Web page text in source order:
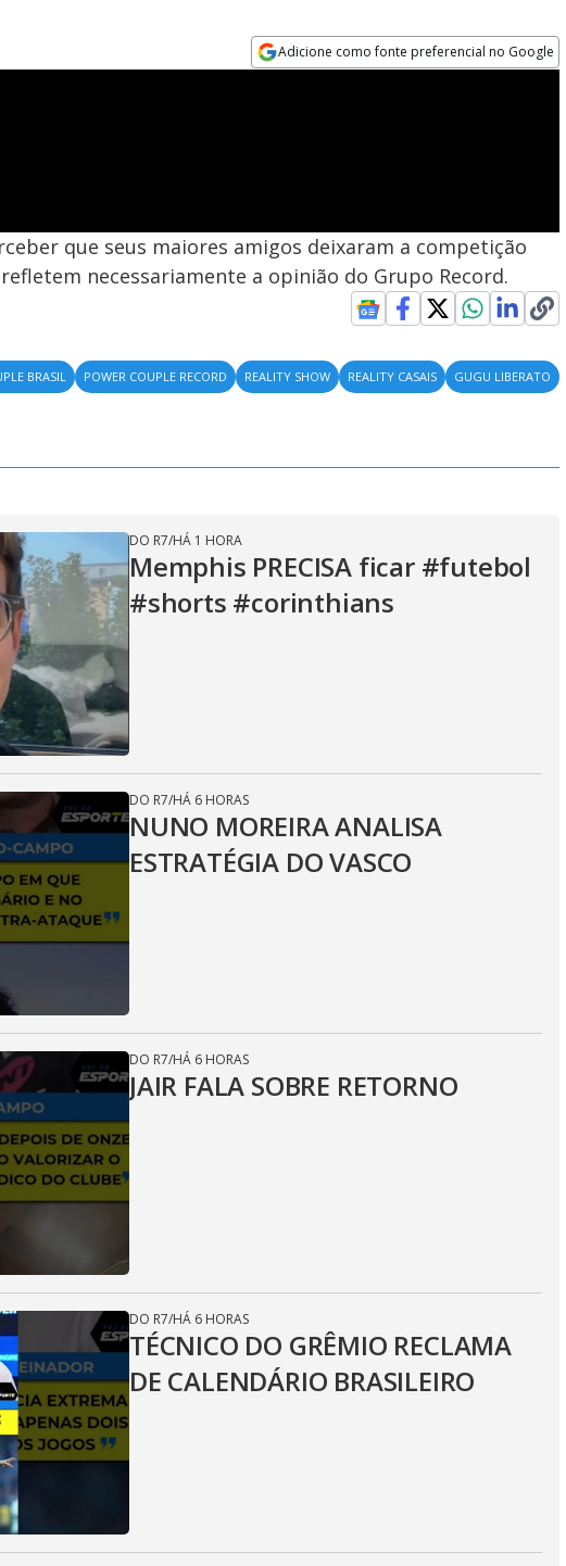
Adicione como fonte preferencial no Google
que seus maiores amigos deixaram a competição
necessariamente a opinião do Grupo Record.
BRASIL POWER COUPLE RECORD REALITY SHOW REALITY CASAIS GUGU LIBERATO
DO R7/HÁ 1 HORA
Memphis PRECISA ficar #futebol
#shorts #corinthians
DO R7/HÁ 6 HORAS
NUNO MOREIRA ANALISA
ESTRATÉGIA DO VASCO
DO R7/HÁ 6 HORAS
JAIR FALA SOBRE RETORNO
DO R7/HÁ 6 HORAS
TÉCNICO DO GRÊMIO RECLAMA
DE CALENDÁRIO BRASILEIRO